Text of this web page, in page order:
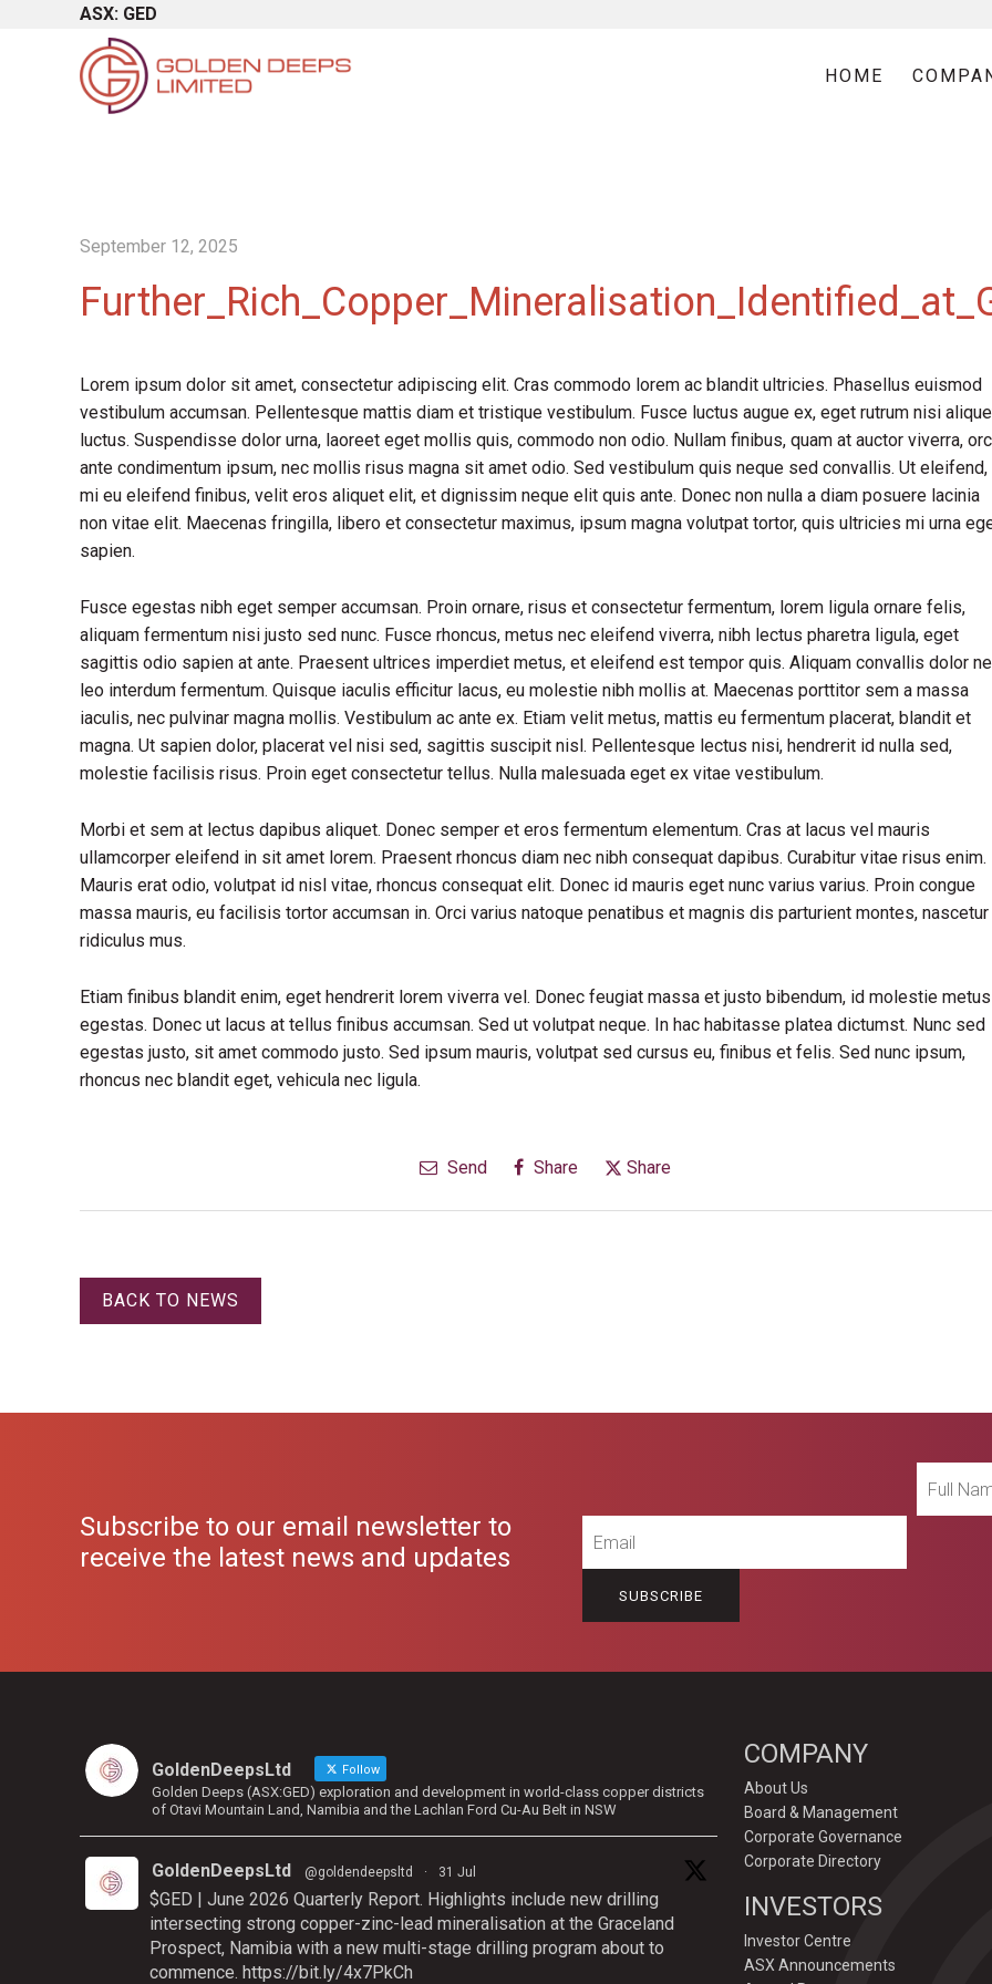
ASX: GED
HOME
September 12, 2025
Lorem ipsum dolor sit amet, consectetur adipiscing elit. Cras commodo lorem ac blandit ultricies. Phasellus euismod
vestibulum accumsan. Pellentesque mattis diam et tristique vestibulum. Fusce luctus augue ex, eget rutrum nisi
luctus. Suspendisse dolor urna, laoreet eget mollis quis, commodo non odio. Nullam finibus, quam at auctor viverra,
ante condimentum ipsum, nec mollis risus magna sit amet odio. Sed vestibulum quis neque sed convallis. Ut eleifend,
mi eu eleifend finibus, velit eros aliquet elit, et dignissim neque elit quis ante. Donec non nulla a diam posuere lacinia
non vitae elit. Maecenas fringilla, libero et consectetur maximus, ipsum magna volutpat tortor, quis ultricies mi urna
sapien.
Fusce egestas nibh eget semper accumsan. Proin ornare, risus et consectetur fermentum, lorem ligula ornare felis,
aliquam fermentum nisi justo sed nunc. Fusce rhoncus, metus nec eleifend viverra, nibh lectus pharetra ligula, eget
sagittis odio sapien at ante. Praesent ultrices imperdiet metus, et eleifend est tempor quis. Aliquam convallis dolor
leo interdum fermentum. Quisque iaculis efficitur lacus, eu molestie nibh mollis at. Maecenas porttitor sem a massa
iaculis, nec pulvinar magna mollis. Vestibulum ac ante ex. Etiam velit metus, mattis eu fermentum placerat, blandit et
magna. Ut sapien dolor, placerat vel nisi sed, sagittis suscipit nisl. Pellentesque lectus nisi, hendrerit id nulla sed,
molestie facilisis risus. Proin eget consectetur tellus. Nulla malesuada eget ex vitae vestibulum.
Morbi et sem at lectus dapibus aliquet. Donec semper et eros fermentum elementum. Cras at lacus vel mauris
ullamcorper eleifend in sit amet lorem. Praesent rhoncus diam nec nibh consequat dapibus. Curabitur vitae risus enim.
Mauris erat odio, volutpat id nisl vitae, rhoncus consequat elit. Donec id mauris eget nunc varius varius. Proin congue
massa mauris, eu facilisis tortor accumsan in. Orci varius natoque penatibus et magnis dis parturient montes, nascetur
ridiculus mus.
Etiam finibus blandit enim, eget hendrerit lorem viverra vel. Donec feugiat massa et justo bibendum, id molestie metus
egestas. Donec ut lacus at tellus finibus accumsan. Sed ut volutpat neque. In hac habitasse platea dictumst. Nunc sed
egestas justo, sit amet commodo justo. Sed ipsum mauris, volutpat sed cursus eu, finibus et felis. Sed nunc ipsum,
rhoncus nec blandit eget, vehicula nec ligula.
Send Share Share
BACK TO NEWS
Subscribe to our email newsletter to
receive the latest news and updates
Name
GoldenDeepsLtd Follow
Golden Deeps (ASX:GED) exploration and development in world-class copper districts
of Otavi Mountain Land, Namibia and the Lachlan Ford Cu-Au Belt in NSW
GoldenDeepsLtd @goldendeepsltd · 31 Jul
$GED | June 2026 Quarterly Report. Highlights include new drilling
intersecting strong copper-zinc-lead mineralisation at the Graceland
Prospect, Namibia with a new multi-stage drilling program about to
commence. https://bit.ly/4x7PkCh
COMPANY
About Us
Board & Management
Corporate Governance
Corporate Directory
INVESTORS
Investor Centre
ASX Announcements